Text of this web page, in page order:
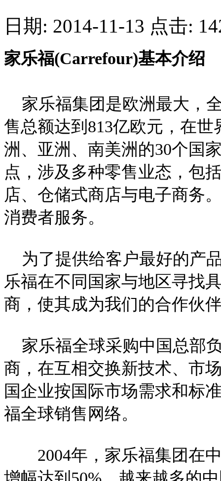
日期: 2014-11-13 点击:
家乐福(Carrefour)基本介绍
家乐福集团是欧洲最大，
售总额达到813亿欧元，在
洲、亚洲、南美洲的30个国
点，涉及多种零售业态，包
店、仓储式商店与电子商务
消费者服务。
为了提供给客户最好的产
乐福在不同国家与地区寻找
商，使其成为我们的合作伙
家乐福全球采购中国总部
商，在互相交换新技术、市
国企业按国际市场需求和标
福全球销售网络。
2004年，家乐福集团在中